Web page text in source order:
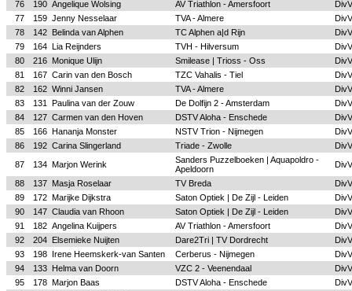
76
190 Angelique Wolsing AV Triathlon - Amersfoort
DivV
77
159 Jenny Nesselaar TVA - Almere
DivV
78
142 Belinda van Alphen TC Alphen a|d Rijn
DivV
79
164 Lia Reijnders TVH - Hilversum
DivV
80
216 Monique Ulijn Smilease | Trioss - Oss
DivV
81
167 Carin van den Bosch TZC Vahalis - Tiel
DivV
82
162 Winni Jansen TVA - Almere
DivV
83
131 Paulina van der Zouw De Dolfijn 2 - Amsterdam
DivV
84
127 Carmen van den Hoven DSTV Aloha - Enschede
DivV
85
166 Hananja Monster NSTV Trion - Nijmegen
DivV
86
192 Carina Slingerland Triade - Zwolle
DivV
87
134 Marjon Werink
Sanders Puzzelboeken | Aquapoldro -
Apeldoorn
DivV
88
137 Masja Roselaar TV Breda
DivV
89
172 Marijke Dijkstra Saton Optiek | De Zijl - Leiden
DivV
90
147 Claudia van Rhoon Saton Optiek | De Zijl - Leiden
DivV
91
182 Angelina Kuijpers AV Triathlon - Amersfoort
DivV
92
204 Elsemieke Nuijten Dare2Tri | TV Dordrecht
DivV
93
198 Irene Heemskerk-van Santen Cerberus - Nijmegen
DivV
94
133 Helma van Doorn VZC 2 - Veenendaal
DivV
95
178 Marjon Baas DSTV Aloha - Enschede
DivV